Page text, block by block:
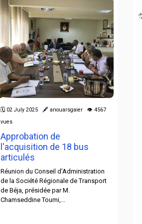
🗓 02 July 2025 🖋 anouarsgaier 👁 4567
vues
Approbation de
l'acquisition de 18 bus
articulés
Réunion du Conseil d’Administration
de la Société Régionale de Transport
de Béja, présidée par M.
Chamseddine Toumi,...